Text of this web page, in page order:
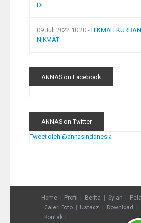
DI...
09 Juli 2022 10:20 - HIKMAH
NIKMAT
ANNAS on Facebook
ANNAS on Twitter
Tweet oleh @annasindonesia
Home Profil Berita Syiah
Galeri Foto
Ustadz Download
Kontak